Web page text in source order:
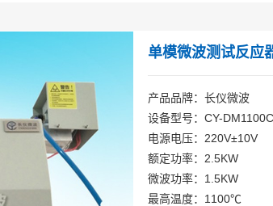
单模微波测试反应
产品品牌：长仪微波
设备型号：CY-
电源电压：220V±10V
额定功率：2.5KW
微波功率：1.5KW
最高温度：1100℃